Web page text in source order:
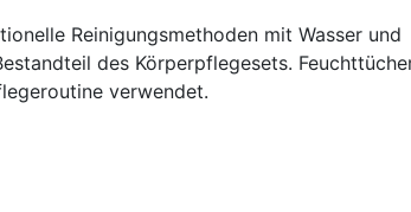
Reinigungsmethoden mit Wasser und
des Körperpflegesets.
verwendet.